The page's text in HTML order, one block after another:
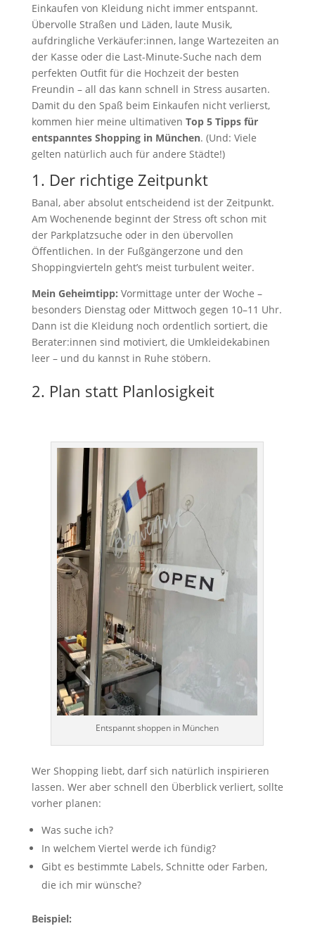
Einkaufen von Kleidung nicht immer entspannt.
Übervolle Straßen und Läden, laute Musik,
aufdringliche Verkäufer:innen, lange Wartezeiten an
der Kasse oder die Last-Minute-Suche nach dem
perfekten Outfit für die Hochzeit der besten
Freundin – all das kann schnell in Stress ausarten.
Damit du den Spaß beim Einkaufen nicht verlierst,
kommen hier meine ultimativen Top 5 Tipps für
entspanntes Shopping in München. (Und: Viele
gelten natürlich auch für andere Städte!)
1. Der richtige Zeitpunkt
Banal, aber absolut entscheidend ist der Zeitpunkt.
Am Wochenende beginnt der Stress oft schon mit
der Parkplatzsuche oder in den übervollen
Öffentlichen. In der Fußgängerzone und den
Shoppingvierteln geht’s meist turbulent weiter.
Mein Geheimtipp: Vormittage unter der Woche –
besonders Dienstag oder Mittwoch gegen 10–11 Uhr.
Dann ist die Kleidung noch ordentlich sortiert, die
Berater:innen sind motiviert, die Umkleidekabinen
leer – und du kannst in Ruhe stöbern.
2. Plan statt Planlosigkeit
Entspannt shoppen in München
Wer Shopping liebt, darf sich natürlich inspirieren
lassen. Wer aber schnell den Überblick verliert, sollte
vorher planen:
Was suche ich?
In welchem Viertel werde ich fündig?
Gibt es bestimmte Labels, Schnitte oder Farben,
die ich mir wünsche?
Beispiel: